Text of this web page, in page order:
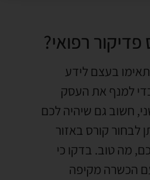
רפואי?
בעצם לידע
למנף את העסק
חשוב גם שיהיה לכם
לבחור קורס באזור
מה טוב. בדקו כי
הכשרה מקיפה